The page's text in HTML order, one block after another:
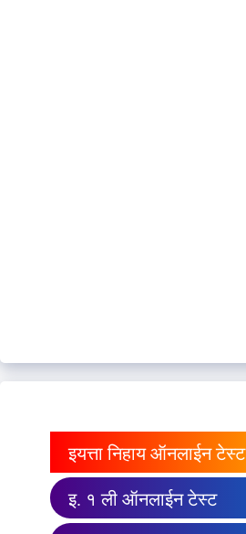
इयत्ता निहाय ऑनलाईन टेस्ट
इ. १ ली ऑनलाईन टेस्ट